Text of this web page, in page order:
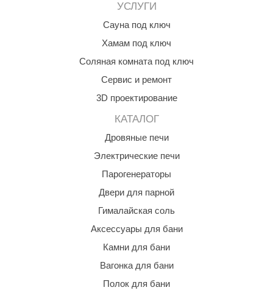
УСЛУГИ
Сауна под ключ
Хамам под ключ
Соляная комната под ключ
Сервис и ремонт
3D проектирование
КАТАЛОГ
Дровяные печи
Электрические печи
Парогенераторы
Двери для парной
Гималайская соль
Аксессуары для бани
Камни для бани
Вагонка для бани
Полок для бани